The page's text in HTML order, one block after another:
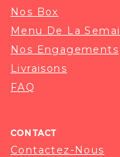
Nos Box
Menu De La
Nos Engagements
Livraisons
FAQ
CONTACT
Contactez-Nous